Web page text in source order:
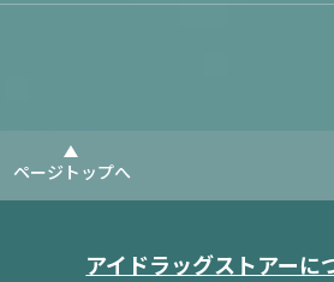
ページトップへ
アイドラッグストアーに